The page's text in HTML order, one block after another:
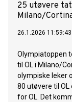
25 utøvere
Milano/
26.1.2026 11:59:43
Olympiatoppen
til OL i Milano/
olympiske leker
80 utøvere til
for OL. Det